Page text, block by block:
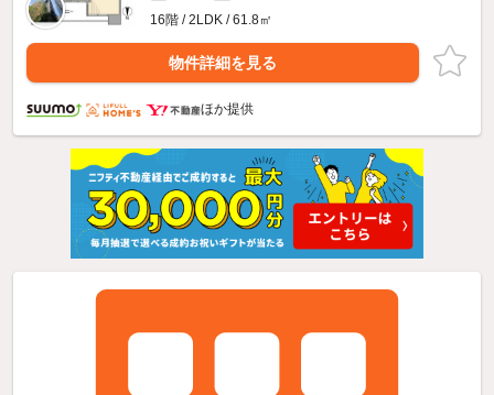
16階 / 2LDK / 61.8㎡
物件詳細を見る
ほか提供